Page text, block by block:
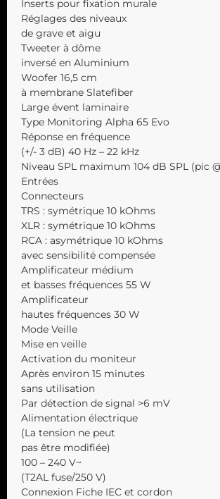
Inserts pour fixation murale
Réglages des niveaux
de grave et aigu
Tweeter à dôme
inversé en Aluminium
Woofer 16,5 cm
à membrane Slatefiber
Large évent laminaire
Type Monitoring Alpha 65 Evo
Réponse en fréquence
(+/- 3 dB) 40 Hz – 22 kHz
Niveau SPL maximum 104 dB SPL (pic
Entrées
Connecteurs
TRS : symétrique 10 kOhms
XLR : symétrique 10 kOhms
RCA : asymétrique 10 kOhms
avec sensibilité compensée
Amplificateur médium
et basses fréquences 55 W
Amplificateur
hautes fréquences 30 W
Mode Veille
Mise en veille
Activation du moniteur
Après environ 15 minutes
sans utilisation
Par détection de signal >6 mV
Alimentation électrique
(La tension ne peut
pas être modifiée)
100 – 240 V~
(T2AL fuse/250 V)
Connexion Fiche IEC et cordon